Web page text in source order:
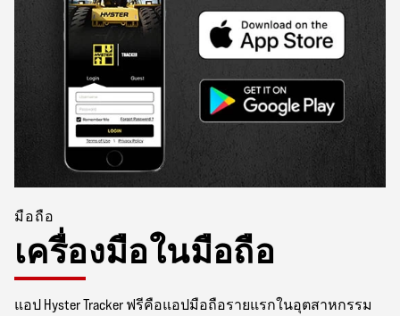
มือถือ
เครื่องมือในมือถือ
แอป Hyster Tracker ฟรีคือแอปมือถือรายแรกในอุตสาหกรรม